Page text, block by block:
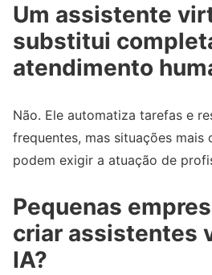
Um assistente
substitui
atendimento
Não. Ele automatiza tarefas e
frequentes, mas situações mais
podem exigir a atuação de
Pequenas
criar assistentes
IA?